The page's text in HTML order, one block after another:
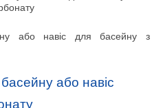
або навіс для басейну з